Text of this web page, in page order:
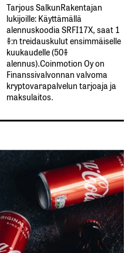
Tarjous SalkunRakentajan
lukijoille: Käyttämällä​ ​
alennuskoodia​ ​SRFI17X,​ ​saat​ ​1
%:n treidauskulut​ ​ensimmäiselle​ ​
kuukaudelle​ ​(50%​ ​
alennus).Coinmotion Oy on
Finanssivalvonnan valvoma
kryptovarapalvelun tarjoaja ja
maksulaitos.